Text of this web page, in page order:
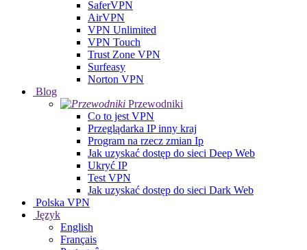
SaferVPN
AirVPN
VPN Unlimited
VPN Touch
Trust Zone VPN
Surfeasy
Norton VPN
Blog
Przewodniki
Co to jest VPN
Przeglądarka IP inny kraj
Program na rzecz zmian Ip
Jak uzyskać dostęp do sieci Deep Web
Ukryć IP
Test VPN
Jak uzyskać dostęp do sieci Dark Web
Polska VPN
Język
English
Français